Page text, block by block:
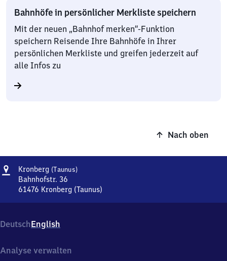
Bahnhöfe in persönlicher Merkliste speichern
Mit der neuen „Bahnhof merken“-Funktion
speichern Reisende Ihre Bahnhöfe in Ihrer
persönlichen Merkliste und greifen jederzeit auf
alle Infos zu
Nach oben
Adresse
Kronberg (Taunus)Kronberg
Bahnhofstr. 36
61476 Kronberg (Taunus)
Bahnhofstr.
36,
1
DeutschEnglish
Analyse verwalten